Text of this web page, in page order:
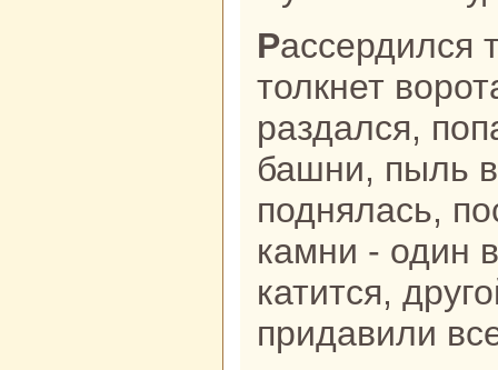
Рассердился тут старший бpaт, как
толкнет
paздался,
башни, пыль
поднялась,
камни - один
катится,
придавили